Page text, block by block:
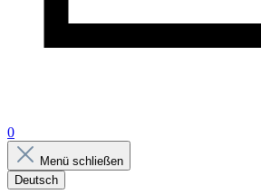
0
Menü schließen
Deutsch